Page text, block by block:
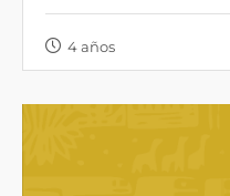
4 años